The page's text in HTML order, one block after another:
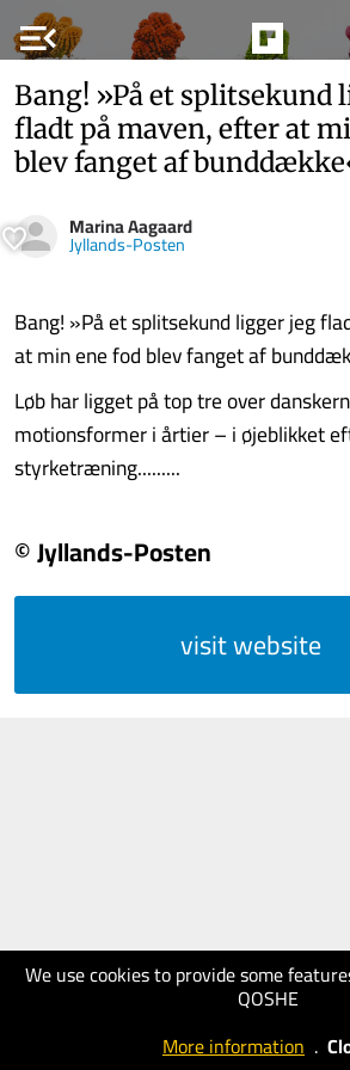
menu_open
We use cookies to provide some
QOSHE
More information .
Bang! »På et splitsekund
fladt på maven, efter at
blev fanget af
Marina Aagaard
Jyllands-Posten
Bang! »På et splitsekund ligger jeg
at min ene fod blev fanget af
Løb har ligget på top tre over
motionsformer i årtier – i øjeblikket
styrketræning.........
© Jyllands-Posten
visit website